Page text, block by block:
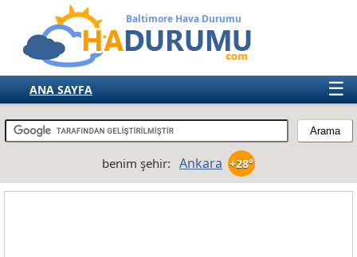
Baltimore Hava Durumu
☰
ANA SAYFA
TÜRKİYE
AVRUPA
benim şehir: Ankara +28°